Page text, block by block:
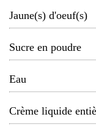
Jaune(s) d'oeuf(s)
Sucre en poudre
Eau
Crème liquide